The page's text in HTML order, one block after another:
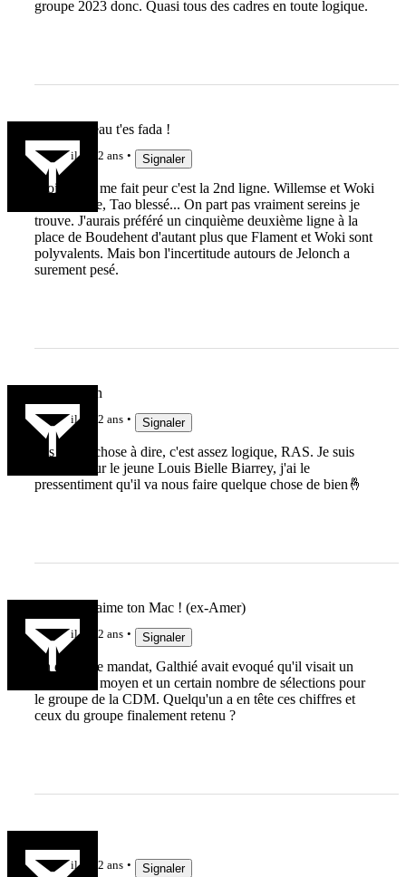
groupe 2023 donc. Quasi tous des cadres en toute logique.
Gonze à l'eau t'es fada !
il y a 2 ans Signaler
Moi ce qui me fait peur c'est la 2nd ligne. Willemse et Woki
en méforme, Tao blessé... On part pas vraiment sereins je
trouve. J'aurais préféré un cinquième deuxième ligne à la
place de Boudehent d'autant plus que Flament et Woki sont
polyvalents. Mais bon l'incertitude autours de Jelonch a
surement pesé.
Jeu de main
il y a 2 ans Signaler
Pas grand chose à dire, c'est assez logique, RAS. Je suis
content pour le jeune Louis Bielle Biarrey, j'ai le
pressentiment qu'il va nous faire quelque chose de bien🤞
Rho, mais aime ton Mac ! (ex-Amer)
il y a 2 ans Signaler
En début de mandat, Galthié avait evoqué qu'il visait un
certain âge moyen et un certain nombre de sélections pour
le groupe de la CDM. Quelqu'un a en tête ces chiffres et
ceux du groupe finalement retenu ?
il y a 2 ans Signaler